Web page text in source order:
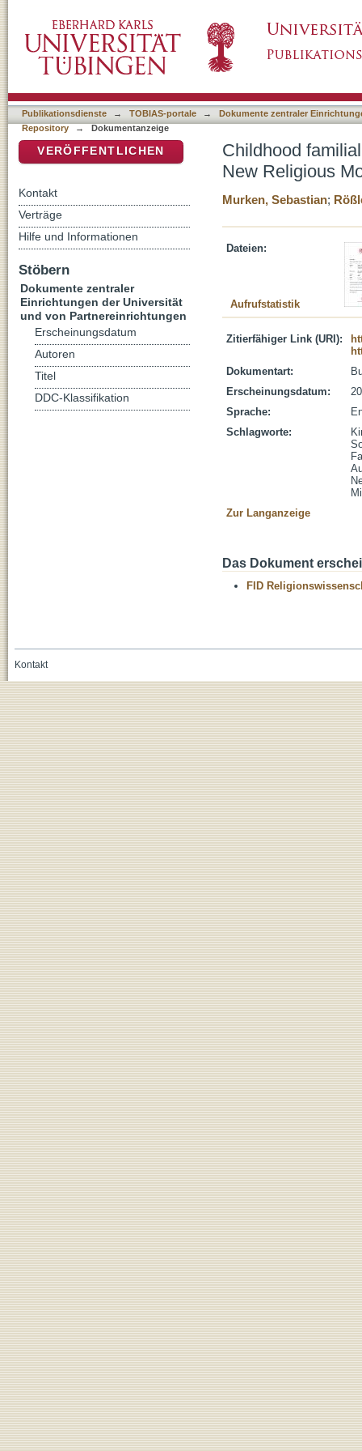
a literature review
Publikationsdienste → TOBIAS-portale →
Dokumente zentraler
Repository
→ Dokumentanzeige
Childhood
New Religious
Murken, Sebastian;
Dateien:
Aufrufstatistik
Zitierfähiger Link (URI):
Dokumentart:
Erscheinungsdatum:
Sprache:
Schlagworte:
Zur Langanzeige
Das Dokument
FID
VERÖFFENTLICHEN
Kontakt
Verträge
Hilfe und Informationen
Stöbern
Dokumente zentraler
Einrichtungen der Universität
und von Partnereinrichtungen
Erscheinungsdatum
Autoren
Titel
DDC-Klassifikation
Kontakt